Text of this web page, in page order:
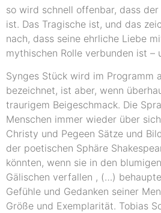
so wird schnell offenbar, dass der
ist. Das Tragische ist, und das
nach, dass seine ehrliche Liebe
mythischen Rolle verbunden ist –
Synges Stück wird im Programm
bezeichnet, ist aber, wenn
traurigem Beigeschmack. Die
Menschen immer wieder über
Christy und Pegeen Sätze und
der poetischen Sphäre
könnten, wenn sie in den
Gälischen verfallen , (…)
Gefühle und Gedanken seiner
Größe und Exemplarität. Tobias